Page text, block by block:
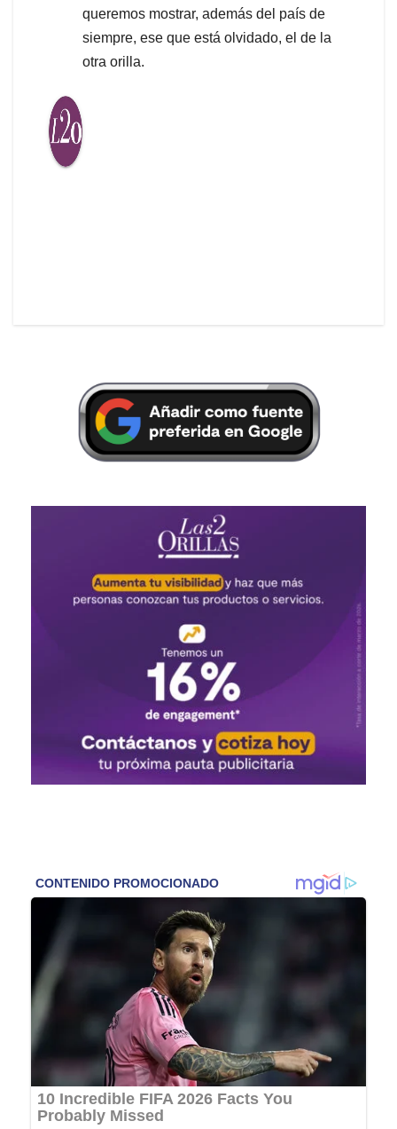
queremos mostrar, además del país de
siempre, ese que está olvidado, el de la
otra orilla.